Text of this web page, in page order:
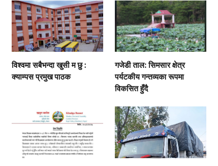
विश्वमा सबैभन्दा खुसी म छु :
क्याम्पस प्रमुख पाठक
गजेडी ताल: सिमसार क्षेत्र
पर्यटकीय गन्तव्यका रूपमा
विकसित हुँदै